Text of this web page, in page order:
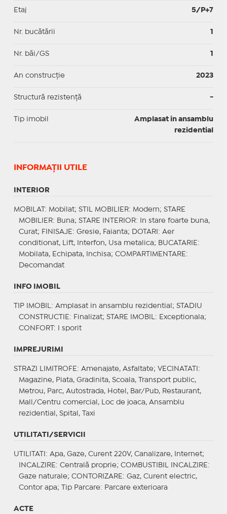
Etaj 5/P+7
Nr. bucătării 1
Nr. băi/GS 1
An construcție 2023
Structură rezistență -
Tip imobil
Amplasat in ansamblu
rezidential
INFORMAŢII UTILE
INTERIOR
MOBILAT : Mobilat; STIL MOBILIER: Modern; STARE
MOBILIER: Buna; STARE INTERIOR: In stare foarte buna,
Curat; FINISAJE : Gresie, Faianta; DOTARI : Aer
conditionat, Lift, Interfon, Usa metalica; BUCATARIE :
Mobilata, Echipata, Inchisa; COMPARTIMENTARE :
Decomandat
INFO IMOBIL
TIP IMOBIL : Amplasat in ansamblu rezidential; STADIU
CONSTRUCTIE : Finalizat; STARE IMOBIL : Exceptionala;
CONFORT : I sporit
IMPREJURIMI
STRAZI LIMITROFE : Amenajate, Asfaltate; VECINATATI :
Magazine, Piata, Gradinita, Scoala, Transport public,
Metrou, Parc, Autostrada, Hotel, Bar/Pub, Restaurant,
Mall/Centru comercial, Loc de joaca, Ansamblu
rezidential, Spital, Taxi
UTILITATI/SERVICII
UTILITATI : Apa, Gaze, Curent 220V, Canalizare, Internet;
INCALZIRE : Centrală proprie; COMBUSTIBIL INCALZIRE :
Gaze naturale; CONTORIZARE : Gaz, Curent electric,
Contor apa;
Tip Parcare: Parcare exterioara
ACTE